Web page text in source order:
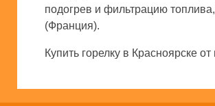
подогрев и фильтрацию
(Франция).
Купить горелку в Красноярске